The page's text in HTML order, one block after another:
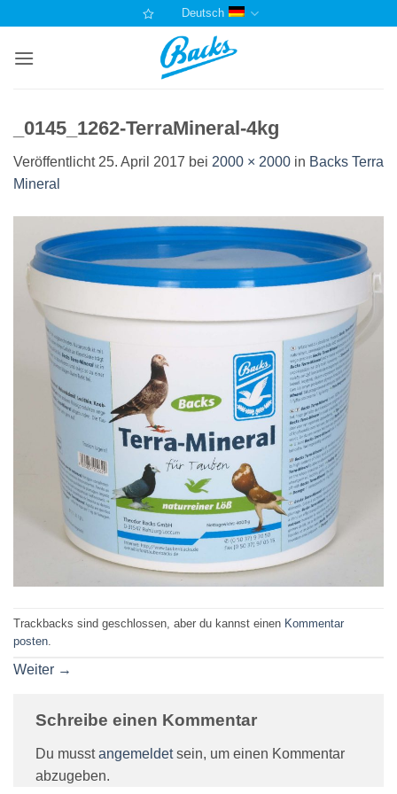
springen
Deutsch
_0145_1262-TerraMineral-4kg
Veröffentlicht 25. April 2017 bei 2000 × 2000 in Backs Terra
Mineral
Trackbacks sind geschlossen, aber du kannst einen Kommentar
posten
Weiter →
Schreibe einen Kommentar
Du musstangemeldetsein, um einen Kommentar
abzugeben.